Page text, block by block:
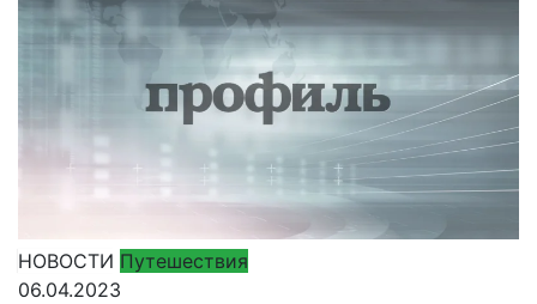
НОВОСТИ Путешествия
06.04.2023